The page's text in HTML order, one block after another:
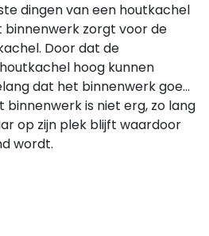
dingen van een houtkachel
binnenwerk zorgt voor de
Door dat de
hoog kunnen
dat het binnenwerk goed
binnenwerk is niet erg, zo lang
op zijn plek blijft waardoor
wordt.